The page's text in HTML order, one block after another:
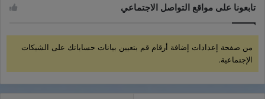
تابعونا على مواقع التواصل الاجتماعي
من صفحة إعدادات إضافة أرقام قم بتعيين بيانات حساباتك على الشبكات
الإجتماعية.